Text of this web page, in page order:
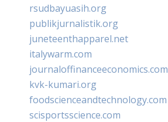
rsudbayuasih.org
publikjurnalistik.org
juneteenthapparel.net
italywarm.com
journaloffinanceeconomics.com
kvk-kumari.org
foodscienceandtechnology.com
scisportsscience.com